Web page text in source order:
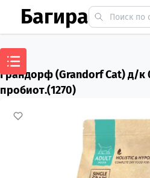
Багира
Грандорф (Grandorf Cat) д/к
пробиот.(1270)